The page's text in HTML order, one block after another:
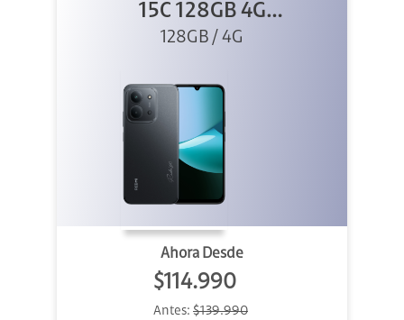
15C 128GB 4G
Negro
128GB / 4G
Ahora Desde
$114.990
Antes: $139.990